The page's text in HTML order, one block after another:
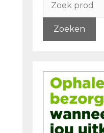
naar:
Zoeken